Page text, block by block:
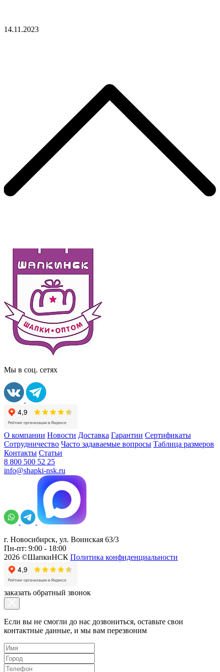
14.11.2023
Мы в соц. сетях
О компании Новости Доставка Гарантии Сертификаты
Сотрудничество Часто задаваемые вопросы Таблица размеров
Контакты Статьи
8 800 500 52 25
info@shapki-nsk.ru
г. Новосибирск, ул. Воинская 63/3
Пн-пт: 9:00 - 18:00
2026 ©ШапкиНСК Политика конфиденциальности
заказать обратный звонок
Если вы не смогли до нас дозвониться, оставьте свои
контактные данные, и мы вам перезвоним